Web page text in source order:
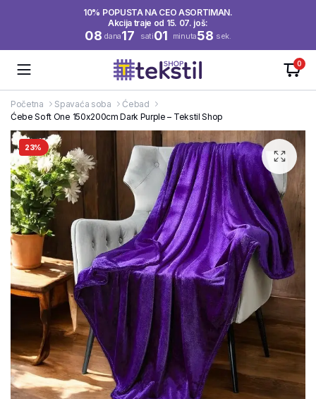
10% POPUSTA NA CEO ASORTIMAN.
Akcija traje od 15. 07. još:
08 dana17 sati01 minuta58 sek.
0
Početna Spavaća soba
Ćebad
Ćebe Soft One 150x200cm Dark Purple – Tekstil Shop
23%